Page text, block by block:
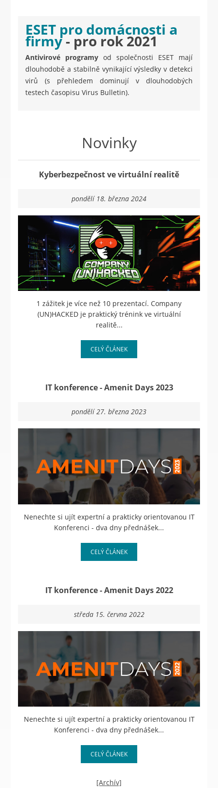
ESET pro domácnosti a
firmy- pro rok 2021
Antivirové programy od společnosti ESET mají
dlouhodobě a stabilně vynikající výsledky v detekci
virů (s přehledem dominují v dlouhodobých
testech časopisu Virus Bulletin).
Novinky
Kyberbezpečnost ve virtuální realitě
pondělí 18. března 2024
1 zážitek je více než 10 prezentací. Company
(UN)HACKED je praktický trénink ve virtuální
realitě...
CELÝ ČLÁNEK
IT konference - Amenit Days 2023
pondělí 27. března 2023
Nenechte si ujít expertní a prakticky orientovanou IT
Konferenci - dva dny přednášek...
CELÝ ČLÁNEK
IT konference - Amenit Days 2022
středa 15. června 2022
Nenechte si ujít expertní a prakticky orientovanou IT
Konferenci - dva dny přednášek...
CELÝ ČLÁNEK
[Archív]